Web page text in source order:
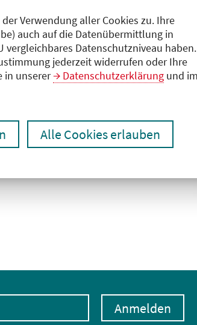
Verwendung aller Cookies zu. Ihre
auch auf die Datenübermittlung in
vergleichbares Datenschutzniveau haben.
jederzeit widerrufen oder Ihre
in unserer
Datenschutzerklärung und im
Alle Cookies erlauben
Programm (PDF)
Anmelden